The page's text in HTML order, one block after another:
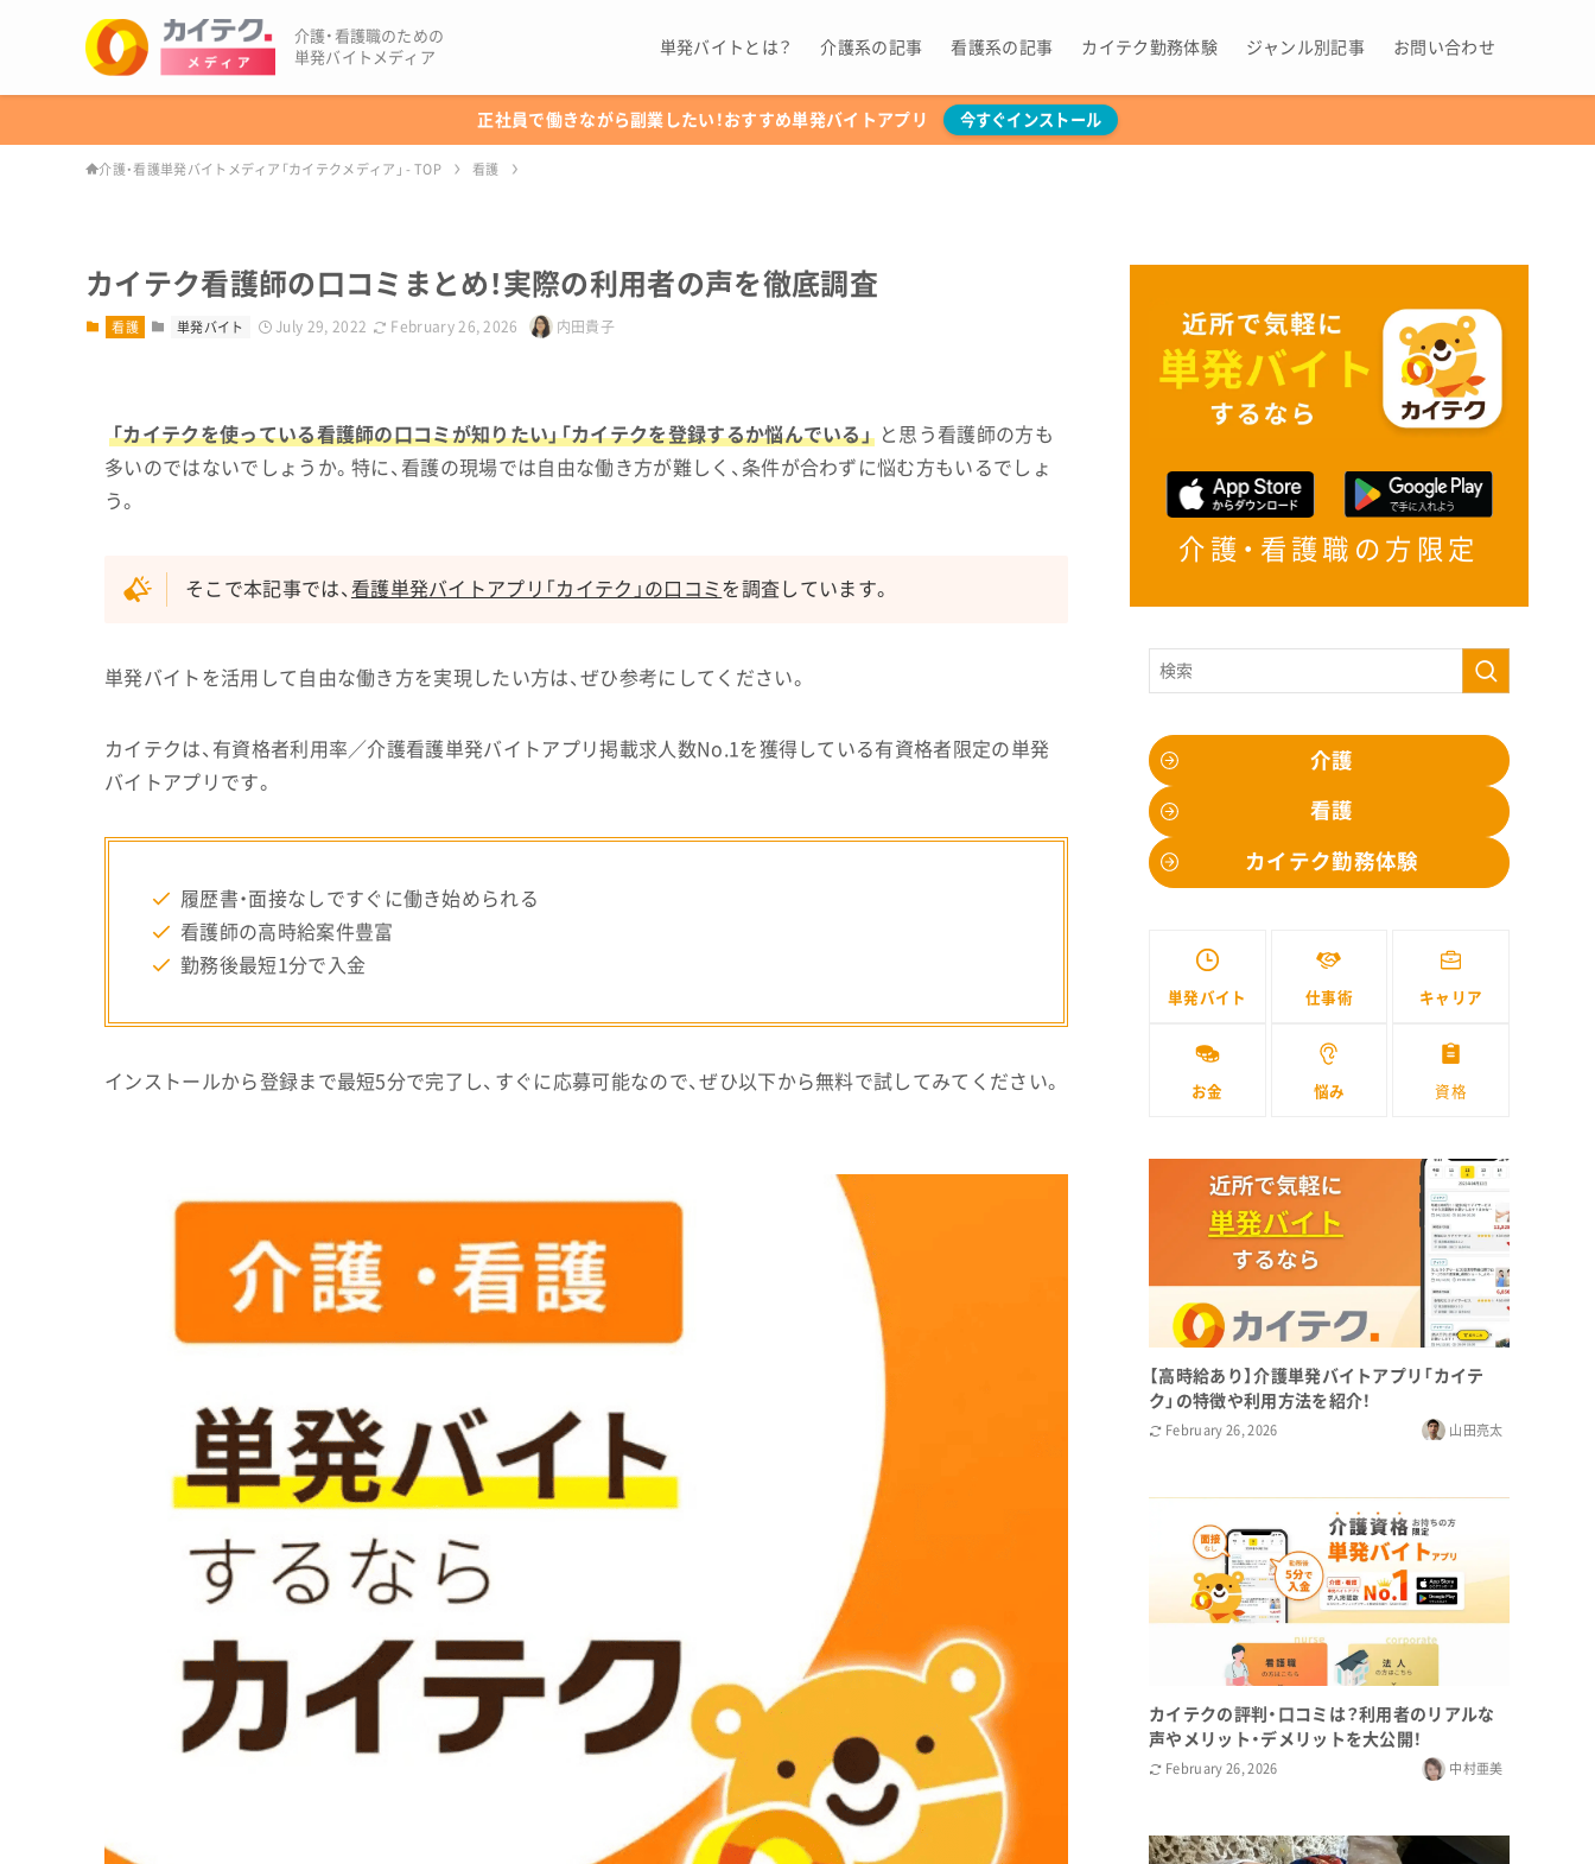
介護・看護職のための
単発バイトメディア
単発バイトとは？ 介護系の記事 看護系の記事 カイテク勤務体験 ジャンル別記事 お問い合わせ
正社員で働きながら副業したい！おすすめ単発バイトアプリ 今すぐインストール
介護・看護単発バイトメディア「カイテクメディア」 - TOP 看護
カイテク看護師の口コミまとめ！実際の利用者の声を徹底調査
看護 単発バイト July 29, 2022 February 26, 2026 内田貴子
「カイテクを使っている看護師の口コミが知りたい」「カイテクを登録するか悩んでいる」 と思う看護師の方も
多いのではないでしょうか。特に、看護の現場では自由な働き方が難しく、条件が合わずに悩む方もいるでしょ
う。
そこで本記事では、 看護単発バイトアプリ「カイテク」の口コミ を調査しています。
単発バイトを活用して自由な働き方を実現したい方は、ぜひ参考にしてください。
カイテクは、有資格者利用率／介護看護単発バイトアプリ掲載求人数No.1を獲得している有資格者限定の単発
バイトアプリです。
履歴書・面接なしですぐに働き始められる
看護師の高時給案件豊富
勤務後最短1分で入金
インストールから登録まで最短5分で完了し、すぐに応募可能なので、ぜひ以下から無料で試してみてください。
介護・看護職の方限定
介護
看護
カイテク勤務体験
単発バイト 仕事術 キャリア
お金 悩み 資格
【高時給あり】介護単発バイトアプリ「カイテ
ク」の特徴や利用方法を紹介！
February 26, 2026 山田亮太
カイテクの評判・口コミは？利用者のリアルな
声やメリット・デメリットを大公開！
February 26, 2026 中村亜美